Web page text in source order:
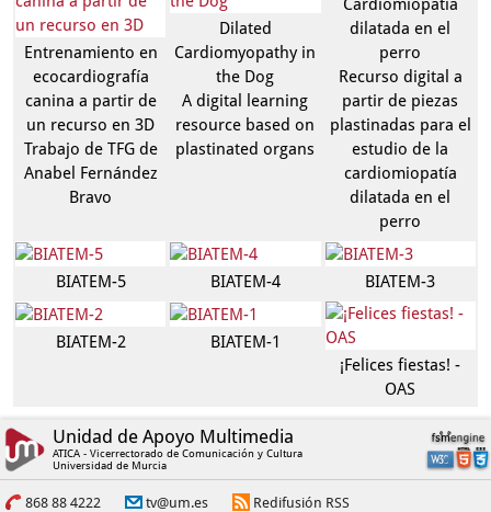
Entrenamiento en
ecocardiografía
canina a partir de
un recurso en 3D
Trabajo de TFG de
Anabel Fernández
Bravo
Dilated
Cardiomyopathy in
the Dog
A digital learning
resource based on
plastinated organs
Cardiomiopatía
dilatada en el
perro
Recurso digital a
partir de piezas
plastinadas para el
estudio de la
cardiomiopatía
dilatada en el
perro
BIATEM-5 BIATEM-4 BIATEM-3
BIATEM-2
BIATEM-1
¡Felices fiestas! -
OAS
Unidad de Apoyo Multimedia
ATICA - Vicerrectorado de Comunicación y Cultura
Universidad de Murcia
868 88 4222 tv@um.es Redifusión RSS